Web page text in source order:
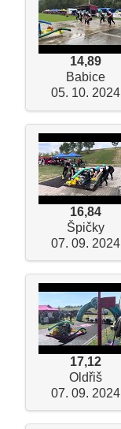
14,89
Babice
05. 10. 2024
16,84
Špičky
07. 09. 2024
17,12
Oldřiš
07. 09. 2024